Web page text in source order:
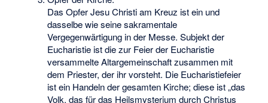
Das Opfer Jesu Christi am Kreuz ist ein und
dasselbe wie seine sakramentale
Vergegenwärtigung in der Messe. Subjekt der
Eucharistie ist die zur Feier der Eucharistie
versammelte Altargemeinschaft zusammen mit
dem Priester, der ihr vorsteht. Die Eucharistiefeier
ist ein Handeln der gesamten Kirche; diese ist „das
Volk, das für das Heilsmysterium durch Christus